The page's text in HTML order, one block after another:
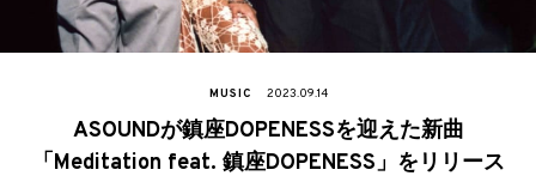
MUSIC 2023.09.14
ASOUNDが鎮座DOPENESSを迎えた新曲
「Meditation feat. 鎮座DOPENESS」をリリース